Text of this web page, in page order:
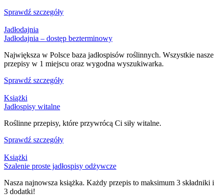
Sprawdź szczegóły
Jadłodajnia
Jadłodajnia – dostęp bezterminowy
Największa w Polsce baza jadłospisów roślinnych. Wszystkie nasze
przepisy w 1 miejscu oraz wygodna wyszukiwarka.
Sprawdź szczegóły
Książki
Jadłospisy witalne
Roślinne przepisy, które przywrócą Ci siły witalne.
Sprawdź szczegóły
Książki
Szalenie proste jadłospisy odżywcze
Nasza najnowsza książka. Każdy przepis to maksimum 3 składniki i
3 dodatki!